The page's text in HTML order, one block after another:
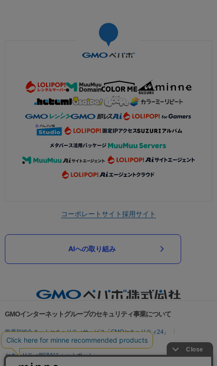
コーポレートサイト採用サイト
AIへの取り組み
GMOインターネットグループのセキュリティ事業について
世界初総合ネットセキュリティサービス「GMOセキュリティ24」
パスワード漏洩診断
Webサイトリスク診断
セキュリティ相談AIチャットボット